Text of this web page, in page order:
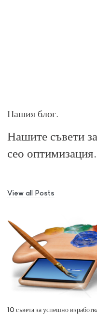
Нашия блог
Нашите съвети
сео оптимизация.
View all Posts
10 съвета за успешно